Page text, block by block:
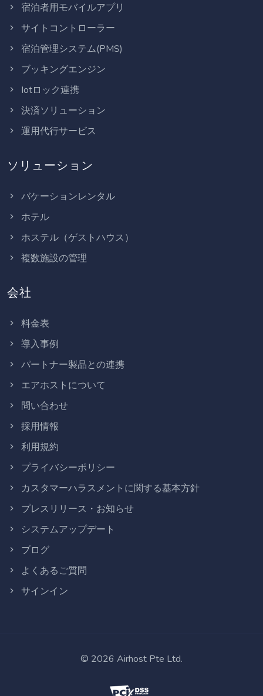
宿泊者用モバイルアプリ
サイトコントローラー
宿泊管理システム(PMS)
ブッキングエンジン
Iotロック連携
決済ソリューション
運用代行サービス
ソリューション
バケーションレンタル
ホテル
ホステル（ゲストハウス）
複数施設の管理
会社
料金表
導入事例
パートナー製品との連携
エアホストについて
問い合わせ
採用情報
利用規約
プライバシーポリシー
カスタマーハラスメントに関する基本方針
プレスリリース・お知らせ
システムアップデート
ブログ
よくあるご質問
サインイン
© 2026 Airhost Pte Ltd.